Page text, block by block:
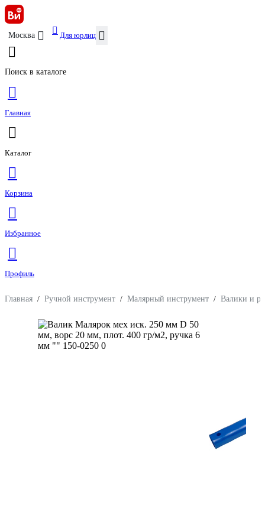
Москва Для юрлиц
Поиск в каталоге
Главная
Каталог
Корзина
Избранное
Профиль
Главная / Ручной инструмент / Малярный инструмент / Валики и